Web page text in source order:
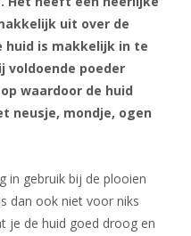
uit over de
huid is makkelijk in te
voldoende poeder
waardoor de huid
neusje, mondje, ogen
in gebruik bij de plooien
dan ook niet voor niks
je de huid goed droog en